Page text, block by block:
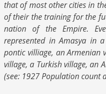
that of most other cities in
of their the training for the
nation of the Empire.
represented in Amasya in
pontic villiage, an Armenian
village, a Turkish village, an
(see: 1927 Population count